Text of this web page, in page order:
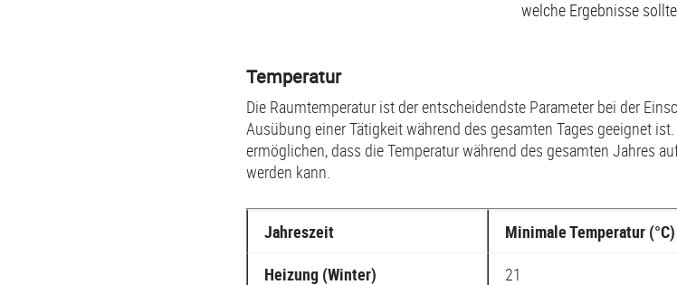
welche Ergebnisse
Temperatur
Die Raumtemperatur ist der entscheidendste Parameter bei der
Ausübung einer Tätigkeit während des gesamten Tages geeignet
ermöglichen, dass die Temperatur während des gesamten Jahres
werden kann.
Jahreszeit Minimale Temperatur (°C)
Heizung (Winter)
21